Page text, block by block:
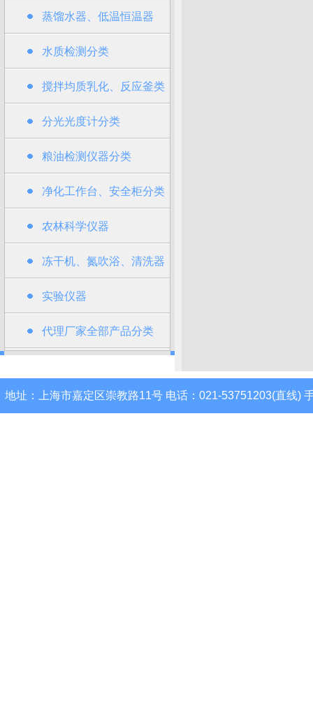
蒸馏水器、低温恒温器
水质检测分类
搅拌均质乳化、反应釜类
分光光度计分类
粮油检测仪器分类
净化工作台、安全柜分类
农林科学仪器
冻干机、氮吹浴、清洗器
类
实验仪器
代理厂家全部产品分类
地址：上海市嘉定区崇教路11号 电话：021-53751203(直线)